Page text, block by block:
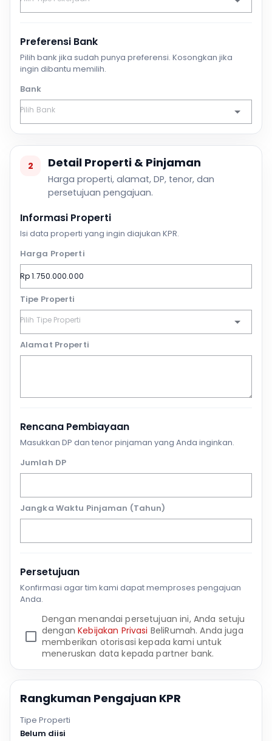
Preferensi Bank
Pilih bank jika sudah punya preferensi. Kosongkan jika
ingin dibantu memilih.
Bank
2 Detail Properti & Pinjaman
Harga properti, alamat, DP, tenor, dan
persetujuan pengajuan.
Informasi Properti
Isi data properti yang ingin diajukan KPR.
Harga Properti
Tipe Properti
Alamat Properti
Rencana Pembiayaan
Masukkan DP dan tenor pinjaman yang Anda inginkan.
Jumlah DP
Jangka Waktu Pinjaman (Tahun)
Persetujuan
Konfirmasi agar tim kami dapat memproses pengajuan
Anda.
Dengan menandai persetujuan ini, Anda setuju
denganKebijakan Privasi BeliRumah. Anda juga
memberikan otorisasi kepada kami untuk
meneruskan data kepada partner bank.
Rangkuman Pengajuan KPR
Tipe Properti
Belum diisi